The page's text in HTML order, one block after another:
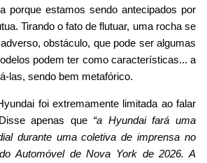
porque estamos sendo antecipados por
Tirando o fato de flutuar, uma rocha se
obstáculo, que pode ser algumas
podem ter como características... a
las, sendo bem metafórico.
foi extremamente limitada ao falar
apenas que “a Hyundai fará uma
durante uma coletiva de imprensa no
Automóvel de Nova York de 2026. A